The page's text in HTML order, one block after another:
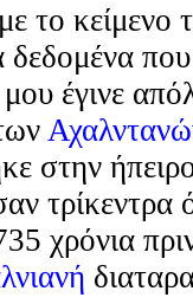
το κείμενο
δεδομένα
έγινε
στην
τρίκεντρα
χρόνια